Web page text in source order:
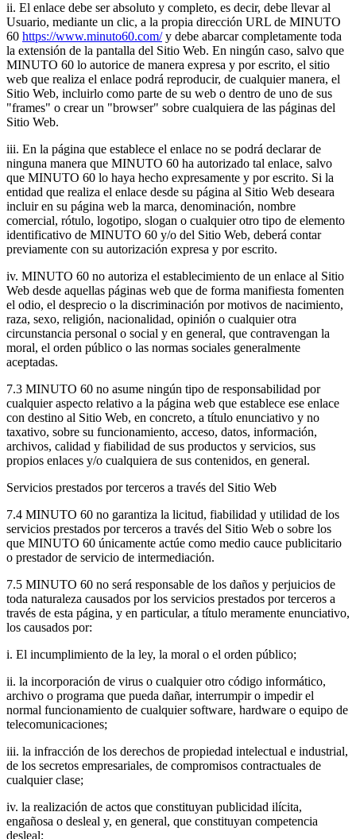
ii. El enlace debe ser absoluto y completo, es decir, debe llevar al
Usuario, mediante un clic, a la propia dirección URL de MINUTO
60 https://www.minuto60.com/y debe abarcar completamente toda
la extensión de la pantalla del Sitio Web. En ningún caso, salvo que
MINUTO 60 lo autorice de manera expresa y por escrito, el sitio
web que realiza el enlace podrá reproducir, de cualquier manera, el
Sitio Web, incluirlo como parte de su web o dentro de uno de sus
"frames" o crear un "browser" sobre cualquiera de las páginas del
Sitio Web.
iii. En la página que establece el enlace no se podrá declarar de
ninguna manera que MINUTO 60 ha autorizado tal enlace, salvo
que MINUTO 60 lo haya hecho expresamente y por escrito. Si la
entidad que realiza el enlace desde su página al Sitio Web deseara
incluir en su página web la marca, denominación, nombre
comercial, rótulo, logotipo, slogan o cualquier otro tipo de elemento
identificativo de MINUTO 60 y/o del Sitio Web, deberá contar
previamente con su autorización expresa y por escrito.
iv. MINUTO 60 no autoriza el establecimiento de un enlace al Sitio
Web desde aquellas páginas web que de forma manifiesta fomenten
el odio, el desprecio o la discriminación por motivos de nacimiento,
raza, sexo, religión, nacionalidad, opinión o cualquier otra
circunstancia personal o social y en general, que contravengan la
moral, el orden público o las normas sociales generalmente
aceptadas.
7.3 MINUTO 60 no asume ningún tipo de responsabilidad por
cualquier aspecto relativo a la página web que establece ese enlace
con destino al Sitio Web, en concreto, a título enunciativo y no
taxativo, sobre su funcionamiento, acceso, datos, información,
archivos, calidad y fiabilidad de sus productos y servicios, sus
propios enlaces y/o cualquiera de sus contenidos, en general.
Servicios prestados por terceros a través del Sitio Web
7.4 MINUTO 60 no garantiza la licitud, fiabilidad y utilidad de los
servicios prestados por terceros a través del Sitio Web o sobre los
que MINUTO 60 únicamente actúe como medio cauce publicitario
o prestador de servicio de intermediación.
7.5 MINUTO 60 no será responsable de los daños y perjuicios de
toda naturaleza causados por los servicios prestados por terceros a
través de esta página, y en particular, a título meramente enunciativo,
los causados por:
i. El incumplimiento de la ley, la moral o el orden público;
ii. la incorporación de virus o cualquier otro código informático,
archivo o programa que pueda dañar, interrumpir o impedir el
normal funcionamiento de cualquier software, hardware o equipo de
telecomunicaciones;
iii. la infracción de los derechos de propiedad intelectual e industrial,
de los secretos empresariales, de compromisos contractuales de
cualquier clase;
iv. la realización de actos que constituyan publicidad ilícita,
engañosa o desleal y, en general, que constituyan competencia
desleal;